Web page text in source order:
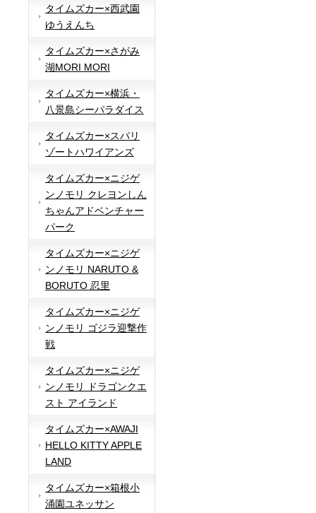
タイムズカー×西武園
ゆうえんち
タイムズカー×さがみ
湖MORI MORI
タイムズカー×横浜・
八景島シーパラダイス
タイムズカー×スパリ
ゾートハワイアンズ
タイムズカー×ニジゲ
ンノモリ クレヨンしん
ちゃんアドベンチャー
パーク
タイムズカー×ニジゲ
ンノモリ NARUTO &
BORUTO 忍里
タイムズカー×ニジゲ
ンノモリ ゴジラ迎撃作
戦
タイムズカー×ニジゲ
ンノモリ ドラゴンクエ
スト アイランド
タイムズカー×AWAJI
HELLO KITTY APPLE
LAND
タイムズカー×箱根小
涌園ユネッサン